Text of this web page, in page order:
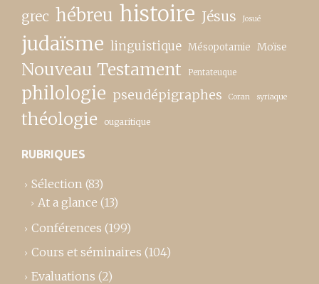
grec hébreu histoire Jésus Josué
judaïsme linguistique Mésopotamie Moïse
Nouveau Testament Pentateuque
philologie pseudépigraphes Coran syriaque
théologie ougaritique
RUBRIQUES
Sélection (83)
At a glance (13)
Conférences (199)
Cours et séminaires (104)
Evaluations (2)